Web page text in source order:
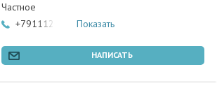
Частное
+79111201507Показать
НАПИСАТЬ